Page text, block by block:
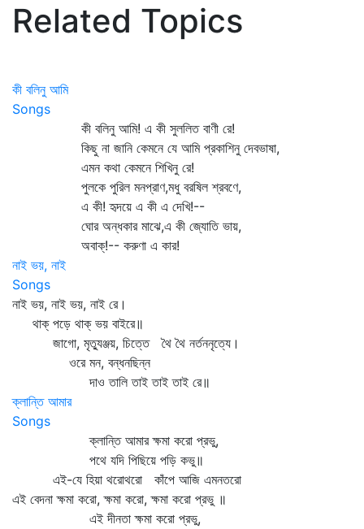
Related Topics
কী বলিনু আমি
Songs
কী বলিনু আমি! এ কী সুললিত বাণী রে!
কিছু না জানি কেমনে যে আমি প্রকাশিনু দেবভাষা,
এমন কথা কেমনে শিখিনু রে!
পুলকে পুরিল মনপ্রাণ,মধু বরষিল শ্রবণে,
এ কী! হৃদয়ে এ কী এ দেখি!--
ঘোর অন্ধকার মাঝে,এ কী জ্যোতি ভায়,
অবাক্‌!-- করুণা এ কার!
নাই ভয়, নাই
Songs
নাই ভয়, নাই ভয়, নাই রে।
থাক্‌ পড়ে থাক্‌ ভয় বাইরে॥
জাগো, মৃত্যুঞ্জয়, চিত্তে থৈ থৈ নর্তননৃত্যে।
ওরে মন, বন্ধনছিন্ন
দাও তালি তাই তাই তাই রে॥
ক্লান্তি আমার
Songs
ক্লান্তি আমার ক্ষমা করো প্রভু,
পথে যদি পিছিয়ে পড়ি কভু॥
এই-যে হিয়া থরোথরো কাঁপে আজি এমনতরো
এই বেদনা ক্ষমা করো, ক্ষমা করো, ক্ষমা করো প্রভু ॥
এই দীনতা ক্ষমা করো প্রভু,